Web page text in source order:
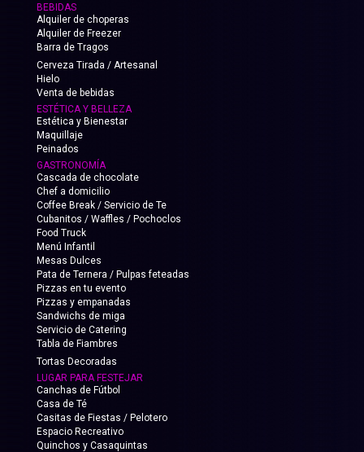
BEBIDAS
Alquiler de choperas
Alquiler de Freezer
Barra de Tragos
Cerveza Tirada / Artesanal
Hielo
Venta de bebidas
ESTÉTICA Y BELLEZA
Estética y Bienestar
Maquillaje
Peinados
GASTRONOMÍA
Cascada de chocolate
Chef a domicilio
Coffee Break / Servicio de Te
Cubanitos / Waffles / Pochoclos
Food Truck
Menú Infantil
Mesas Dulces
Pata de Ternera / Pulpas feteadas
Pizzas en tu evento
Pizzas y empanadas
Sandwichs de miga
Servicio de Catering
Tabla de Fiambres
Tortas Decoradas
LUGAR PARA FESTEJAR
Canchas de Fútbol
Casa de Té
Casitas de Fiestas / Pelotero
Espacio Recreativo
Quinchos y Casaquintas